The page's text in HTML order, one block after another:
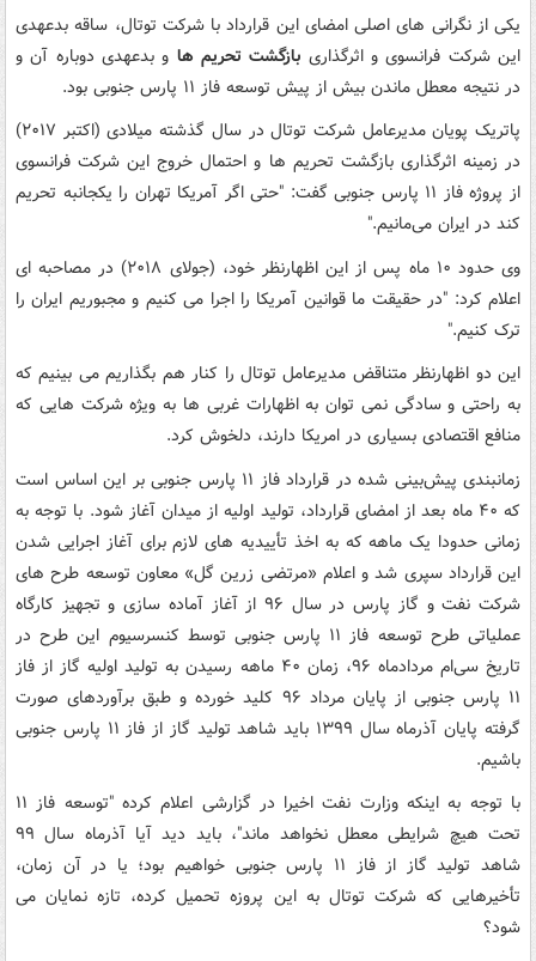
یکی از نگرانی های اصلی امضای این قرارداد با شرکت توتال، ساقه بدعهدی
این شرکت فرانسوی و اثرگذاری بازگشت تحریم ها و بدعهدی دوباره آن و
در نتیجه معطل ماندن بیش از پیش توسعه فاز ۱۱ پارس جنوبی بود.
پاتریک پویان مدیرعامل شرکت توتال در سال گذشته میلادی (اکتبر ۲۰۱۷)
در زمینه اثرگذاری بازگشت تحریم ها و احتمال خروج این شرکت فرانسوی
از پروژه فاز ۱۱ پارس جنوبی گفت: "حتی اگر آمریکا تهران را یکجانبه تحریم
کند در ایران می‌مانیم."
وی حدود ۱۰ ماه پس از این اظهارنظر خود، (جولای ۲۰۱۸) در مصاحبه ای
اعلام کرد: "در حقیقت ما قوانین آمریکا را اجرا می کنیم و مجبوریم ایران را
ترک کنیم."
این دو اظهارنظر متناقض مدیرعامل توتال را کنار هم بگذاریم می بینیم که
به راحتی و سادگی نمی توان به اظهارات غربی ها به ویژه شرکت هایی که
منافع اقتصادی بسیاری در امریکا دارند، دلخوش کرد.
زمانبندی پیش‌بینی شده در قرارداد فاز ۱۱ پارس جنوبی بر این اساس است
که ۴۰ ماه بعد از امضای قرارداد، تولید اولیه از میدان آغاز شود. با توجه به
زمانی حدودا یک ماهه که به اخذ تأییدیه های لازم برای آغاز اجرایی شدن
این قرارداد سپری شد و اعلام «مرتضی زرین گل» معاون توسعه طرح های
شرکت نفت و گاز پارس در سال ۹۶ از آغاز آماده سازی و تجهیز کارگاه
عملیاتی طرح توسعه فاز ۱۱ پارس جنوبی توسط کنسرسیوم این طرح در
تاریخ سی‌ام مردادماه ۹۶، زمان ۴۰ ماهه رسیدن به تولید اولیه گاز از فاز
۱۱ پارس جنوبی از پایان مرداد ۹۶ کلید خورده و طبق برآوردهای صورت
گرفته پایان آذرماه سال ۱۳۹۹ باید شاهد تولید گاز از فاز ۱۱ پارس جنوبی
باشیم.
با توجه به اینکه وزارت نفت اخیرا در گزارشی اعلام کرده "توسعه فاز ۱۱
تحت هیچ شرایطی معطل نخواهد ماند"، باید دید آیا آذرماه سال ۹۹
شاهد تولید گاز از فاز ۱۱ پارس جنوبی خواهیم بود؛ یا در آن زمان،
تأخیرهایی که شرکت توتال به این پروزه تحمیل کرده، تازه نمایان می
شود؟